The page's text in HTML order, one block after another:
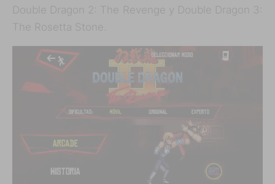
Double Dragon 2: The Revenge y Double Dragon 3:
The Rosetta Stone.